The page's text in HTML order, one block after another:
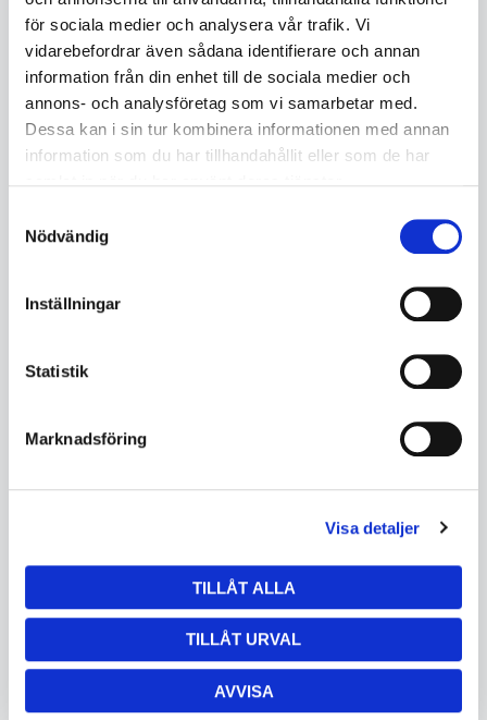
för sociala medier och analysera vår trafik. Vi
vidarebefordrar även sådana identifierare och annan
information från din enhet till de sociala medier och
annons- och analysföretag som vi samarbetar med.
Dessa kan i sin tur kombinera informationen med annan
information som du har tillhandahållit eller som de har
Nödvändig
Inställningar
Statistik
Marknadsföring
Visa detaljer
TILLÅT ALLA
TILLÅT URVAL
AVVISA
5564938263
395
KÖP
I lager
5564938263
KÖP
458
KÖP
8x1.08kg Drypac
5564938263
486
KÖP